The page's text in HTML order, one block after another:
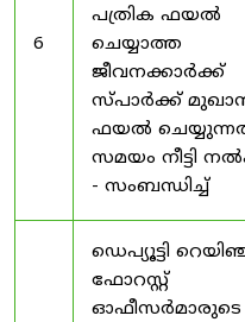
6
പത്രിക ഫയൽ
ചെയ്യാത്ത
ജീവനക്കാർക്ക്
സ്പാർക്ക്
ഫയൽ
സമയം നീട്ടി
- സംബന്ധിച്ച്
ഡെപ്യൂട്ടി
ഫോറസ്റ്റ്
ഓഫീസർമാരുടെ